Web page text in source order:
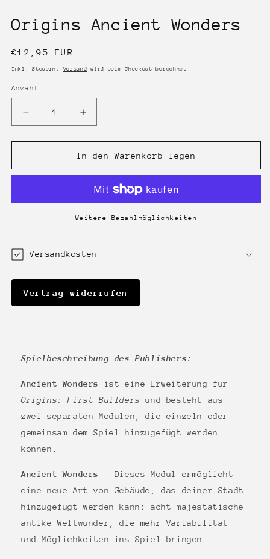
in
Modal
Origins Ancient Wonders
Normaler
Preis
€12,95 EUR
Inkl. Steuern. Versand wird beim Checkout berechnet
Anzahl
Anzahl
Verringere
die
Menge
Origins
Erhöhe
die
Menge
für
Origins
Wonders
In den Warenkorb legen
Weitere Bezahlmöglichkeiten
Versandkosten
Vertrag widerrufen
Spielbeschreibung des Publishers:
Ancient Wonders
ist eine Erweiterung für
Origins: First Builders
und besteht aus
zwei separaten Modulen, die einzeln oder
gemeinsam dem Spiel hinzugefügt werden
können.
Ancient Wonders
— Dieses Modul ermöglicht
eine neue Art von Gebäude, das deiner Stadt
hinzugefügt werden kann: acht majestätische
antike Weltwunder, die mehr Variabilität
und Möglichkeiten ins Spiel bringen.